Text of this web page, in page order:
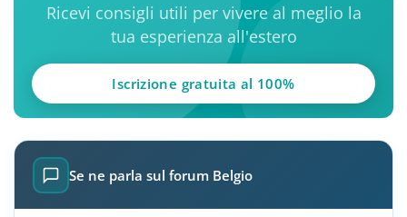
Ricevi consigli utili per vivere al meglio la
tua esperienza all'estero
Iscrizione gratuita al 100%
Se ne parla sul forum Belgio